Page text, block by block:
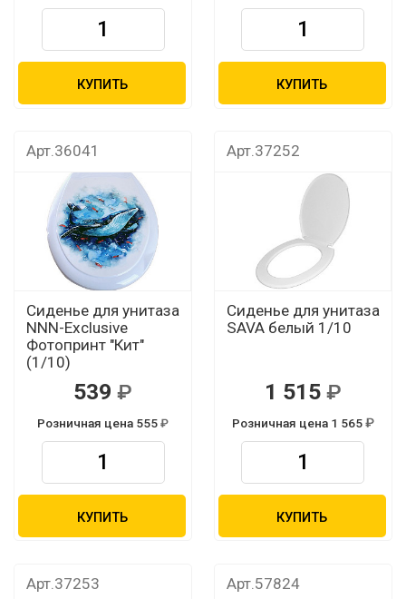
КУПИТЬ КУПИТЬ
Арт.36041
Сиденье для унитаза
NNN-Exclusive
Фотопринт "Кит"
(1/10)
539
Розничная цена 555
КУПИТЬ
Арт.37252
Сиденье для унитаза
SAVA белый 1/10
1 515
Розничная цена 1 565
КУПИТЬ
Арт.37253 Арт.57824